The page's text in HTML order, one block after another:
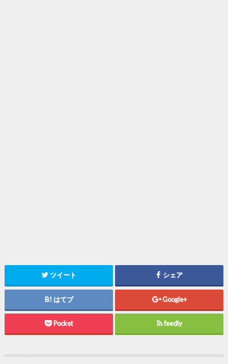
ツイート シェア
はてブ Google+
Pocket feedly